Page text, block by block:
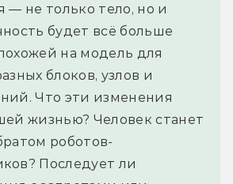
— не только тело, но и
будет всё больше
на модель для
блоков, узлов и
Что эти изменения
жизнью? Человек станет
роботов-
Последует ли